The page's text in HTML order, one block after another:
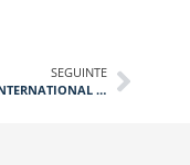
SEGUINTE
FELLOW DO INTERNATIONAL INSTITUTE FOR FRP IN CONSTRUCTION